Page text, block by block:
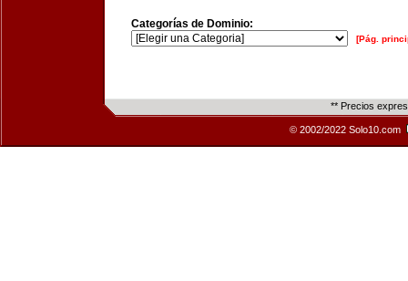
Categorías de Dominio:
[Pág.
** Precios
© 2002/2022 Solo10.com